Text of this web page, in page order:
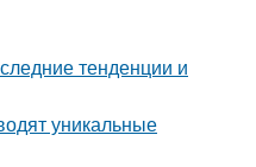
тенденции и
уникальные